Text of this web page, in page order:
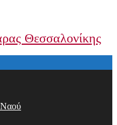
Θεσσαλονίκης
Ναού